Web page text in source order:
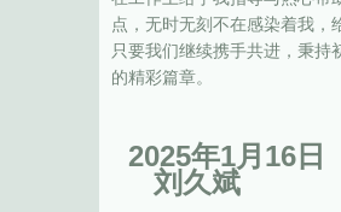
点，无时无刻不在感染着我
只要我们继续携手共进，秉
的精彩篇章。
2025年1月16日
刘久斌